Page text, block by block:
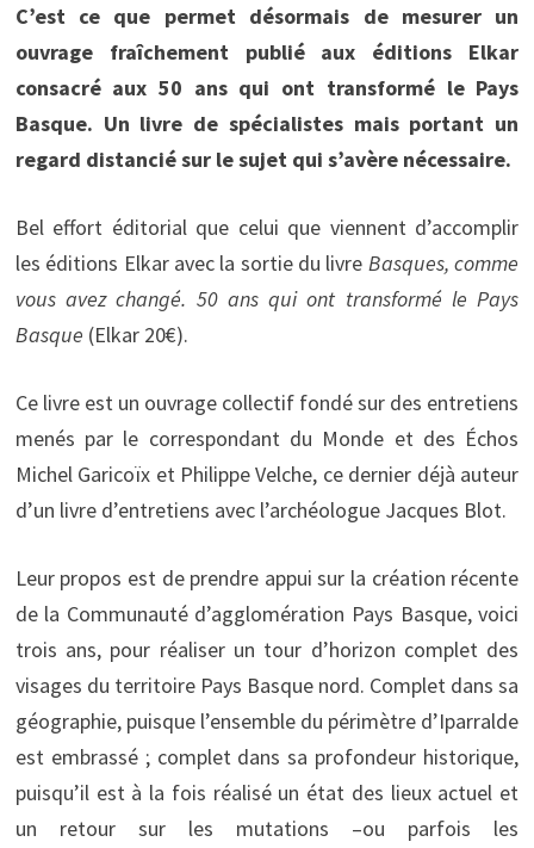
C’est ce que permet désormais de mesurer un
ouvrage fraîchement publié aux éditions Elkar
consacré aux 50 ans qui ont transformé le Pays
Basque. Un livre de spécialistes mais portant un
regard distancié sur le sujet qui s’avère nécessaire.
Bel effort éditorial que celui que viennent d’accomplir
les éditions Elkar avec la sortie du livre Basques, comme
vous avez changé. 50 ans qui ont transformé le Pays
Basque (Elkar 20€).
Ce livre est un ouvrage collectif fondé sur des entretiens
menés par le correspondant du Monde et des Échos
Michel Garicoïx et Philippe Velche, ce dernier déjà auteur
d’un livre d’entretiens avec l’archéologue Jacques Blot.
Leur propos est de prendre appui sur la création récente
de la Communauté d’agglomération Pays Basque, voici
trois ans, pour réaliser un tour d’horizon complet des
visages du territoire Pays Basque nord. Complet dans sa
géographie, puisque l’ensemble du périmètre d’Iparralde
est embrassé ; complet dans sa profondeur historique,
puisqu’il est à la fois réalisé un état des lieux actuel et
un retour sur les mutations –ou parfois les